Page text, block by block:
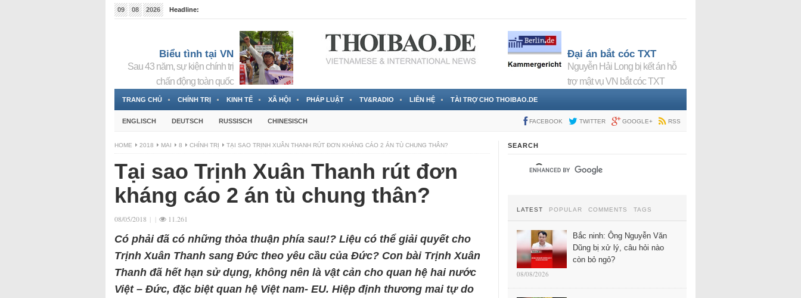
09 08 2026
Headline:
Biểu tình tại VN
Sau 43 năm, sự kiện chính trị
chấn động toàn quốc
Đại án bắt cóc TXT
Nguyễn Hải Long bị kết án hỗ
trợ mật vụ VN bắt cóc TXT
TRANG CHỦ CHÍNH TRỊ KINH TẾ XÃ HỘI PHÁP LUẬT TV&RADIO LIÊN HỆ TÀI TRỢ CHO THOIBAO.DE
ENGLISCH DEUTSCH RUSSISCH CHINESISCH FACEBOOK TWITTER GOOGLE+ RSS
HOME 2018 MAI 8 CHÍNH TRỊ TẠI SAO TRỊNH XUÂN THANH RÚT ĐƠN KHÁNG CÁO 2 ÁN TÙ CHUNG THÂN?
Tại sao Trịnh Xuân Thanh rút đơn
kháng cáo 2 án tù chung thân?
08/05/2018 | | 11.261
Có phải đã có những thỏa thuận phía sau!? Liệu có thể giải quyết cho
Trịnh Xuân Thanh sang Đức theo yêu cầu của Đức? Con bài Trịnh Xuân
Thanh đã hết hạn sử dụng, không nên là vật cản cho quan hệ hai nước
Việt – Đức, đặc biệt quan hệ Việt nam- EU. Hiệp định thương mai tự do
SEARCH
LATEST POPULAR COMMENTS TAGS
Bắc ninh: Ông Nguyễn Văn
Dũng bị xử lý, câu hỏi nào
còn bỏ ngỏ?
08/08/2026